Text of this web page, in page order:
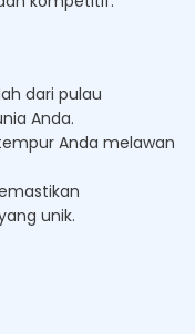
dari pulau
Anda.
Anda melawan
unik.